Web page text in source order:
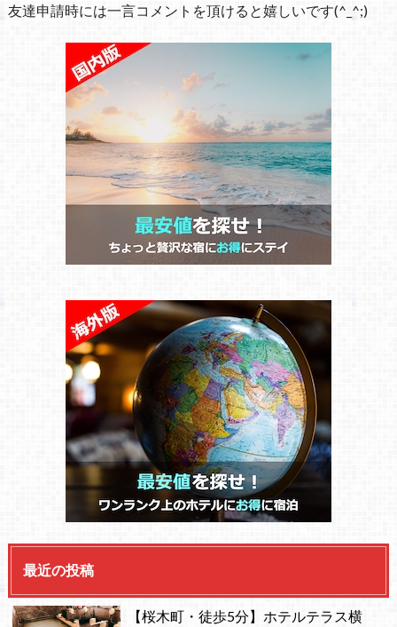
友達申請時には一言コメントを頂けると嬉しいです(^_^;)
最近の投稿
【桜木町・徒歩5分】ホテルテラス横